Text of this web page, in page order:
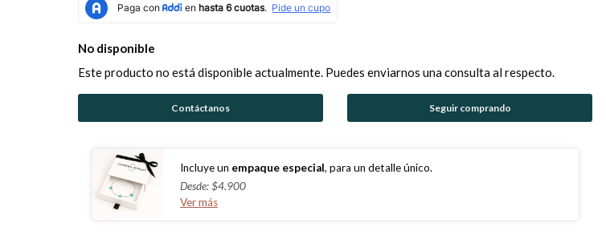
No disponible
Este producto no está disponible actualmente. Puedes enviarnos una consulta al respecto.
Contáctanos Seguir comprando
Incluye un empaque especial, para un detalle único.
Desde: $4.900
Ver más